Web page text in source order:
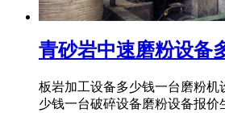
青砂岩中速磨粉设备
板岩加工设备多少钱一台磨粉机
少钱一台破碎设备磨粉设备报价